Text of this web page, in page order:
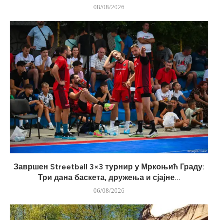
08/08/2026
Завршен Streetball 3×3 турнир у Мркоњић Граду:
Три дана баскета, дружења и сјајне...
06/08/2026